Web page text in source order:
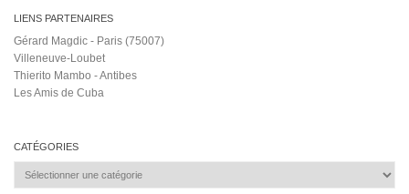
LIENS PARTENAIRES
Gérard Magdic - Paris (75007)
Villeneuve-Loubet
Thierito Mambo - Antibes
Les Amis de Cuba
CATÉGORIES
Catégories